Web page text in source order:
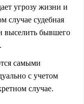
угрозу жизни и
случае судебная
выселить бывшего
самыми
с учетом
случае.